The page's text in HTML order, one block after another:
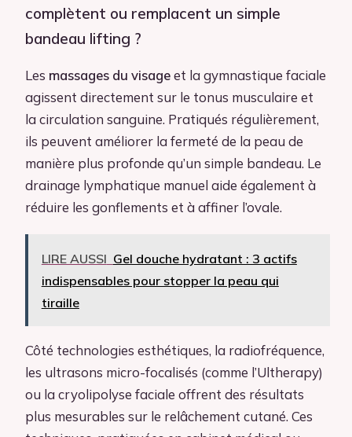
complètent ou remplacent un simple
bandeau lifting ?
Les massages du visageet la gymnastique faciale
agissent directement sur le tonus musculaire et
la circulation sanguine. Pratiqués régulièrement,
ils peuvent améliorer la fermeté de la peau de
manière plus profonde qu’un simple bandeau. Le
drainage lymphatique manuel aide également à
réduire les gonflements et à affiner l’ovale.
LIRE AUSSI Gel douche hydratant : 3 actifs
indispensables pour stopper la peau qui
tiraille
Côté technologies esthétiques, la radiofréquence,
les ultrasons micro-focalisés (comme l’Ultherapy)
ou la cryolipolyse faciale offrent des résultats
plus mesurables sur le relâchement cutané. Ces